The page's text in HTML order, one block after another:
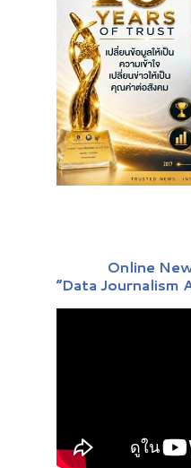
Online
“Data Journalism